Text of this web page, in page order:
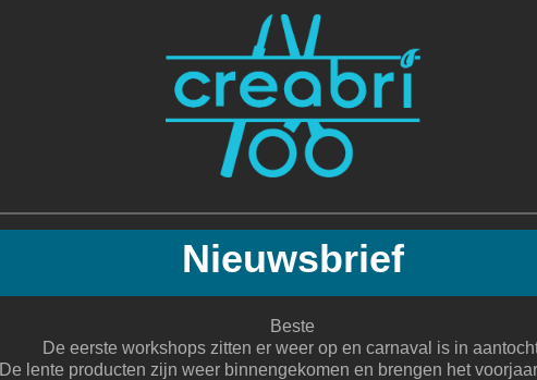
Nieuwsbrief
Beste
De eerste workshops zitten er weer op en carnaval is in
De lente producten zijn weer binnengekomen en brengen het